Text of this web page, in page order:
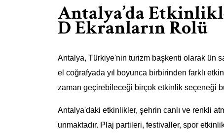
Antalya’da
D Ekranların Rolü
Antalya, Türkiye'nin turizm başkenti olarak ün
el coğrafyada yıl boyunca birbirinden farklı
zaman geçirebileceği birçok etkinlik seçeneği
Antalya'daki etkinlikler, şehrin canlı ve renkli
unmaktadır. Plaj partileri, festivaller, spor